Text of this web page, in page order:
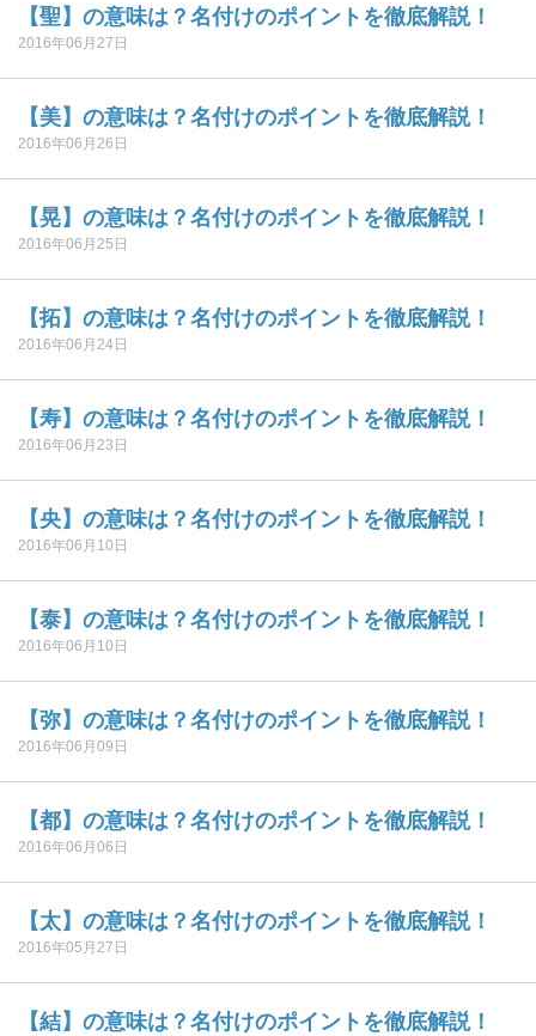
【聖】の意味は？名付けのポイントを徹底解説！
2016年06月27日
【美】の意味は？名付けのポイントを徹底解説！
2016年06月26日
【晃】の意味は？名付けのポイントを徹底解説！
2016年06月25日
【拓】の意味は？名付けのポイントを徹底解説！
2016年06月24日
【寿】の意味は？名付けのポイントを徹底解説！
2016年06月23日
【央】の意味は？名付けのポイントを徹底解説！
2016年06月10日
【泰】の意味は？名付けのポイントを徹底解説！
2016年06月10日
【弥】の意味は？名付けのポイントを徹底解説！
2016年06月09日
【都】の意味は？名付けのポイントを徹底解説！
2016年06月06日
【太】の意味は？名付けのポイントを徹底解説！
2016年05月27日
【結】の意味は？名付けのポイントを徹底解説！